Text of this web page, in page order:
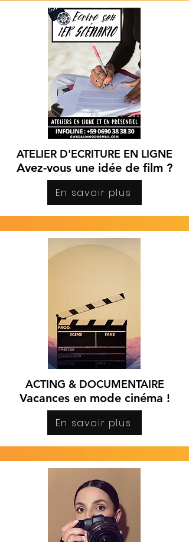
ATELIER D'ECRITURE EN LIGNE
Avez-vous une idée de film ?
En savoir plus
ACTING & DOCUMENTAIRE
Vacances en mode cinéma !
En savoir plus